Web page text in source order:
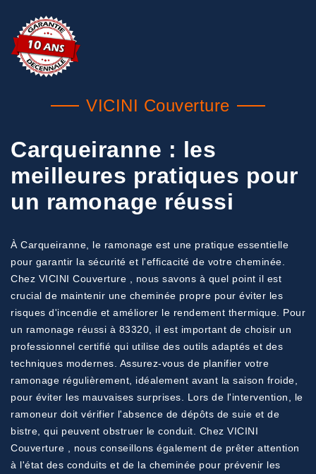
VICINI Couverture
Carqueiranne : les
meilleures pratiques pour
un ramonage réussi
À Carqueiranne, le ramonage est une pratique essentielle
pour garantir la sécurité et l'efficacité de votre cheminée.
Chez VICINI Couverture , nous savons à quel point il est
crucial de maintenir une cheminée propre pour éviter les
risques d'incendie et améliorer le rendement thermique. Pour
un ramonage réussi à 83320, il est important de choisir un
professionnel certifié qui utilise des outils adaptés et des
techniques modernes. Assurez-vous de planifier votre
ramonage régulièrement, idéalement avant la saison froide,
pour éviter les mauvaises surprises. Lors de l'intervention, le
ramoneur doit vérifier l'absence de dépôts de suie et de
bistre, qui peuvent obstruer le conduit. Chez VICINI
Couverture , nous conseillons également de prêter attention
à l'état des conduits et de la cheminée pour prévenir les